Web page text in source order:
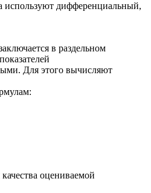
используют дифференциальный,
в раздельном
Для этого вычисляют
оцениваемой